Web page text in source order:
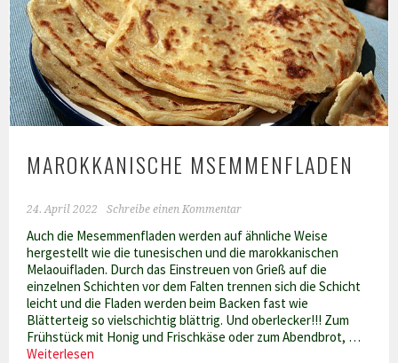
MAROKKANISCHE MSEMMENFLADEN
24. April 2022 Schreibe einen Kommentar
Auch die Mesemmenfladen werden auf ähnliche Weise
hergestellt wie die tunesischen und die marokkanischen
Melaouifladen. Durch das Einstreuen von Grieß auf die
einzelnen Schichten vor dem Falten trennen sich die Schicht
leicht und die Fladen werden beim Backen fast wie
Blätterteig so vielschichtig blättrig. Und oberlecker!!! Zum
Frühstück mit Honig und Frischkäse oder zum Abendbrot, …
Weiterlesen